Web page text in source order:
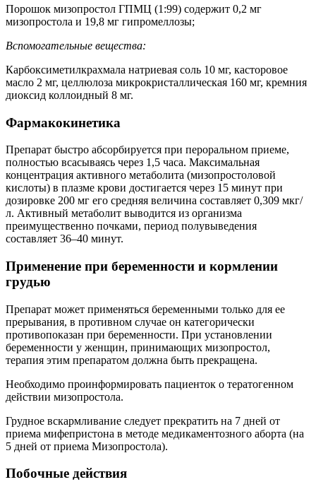
Порошок мизопростол ГПМЦ (1:99) содержит 0,2 мг
мизопростола и 19,8 мг гипромеллозы;
Вспомогательные вещества:
Карбоксиметилкрахмала натриевая соль 10 мг, касторовое
масло 2 мг, целлюлоза микрокристаллическая 160 мг, кремния
диоксид коллоидный 8 мг.
Фармакокинетика
Препарат быстро абсорбируется при пероральном приеме,
полностью всасываясь через 1,5 часа. Максимальная
концентрация активного метаболита (мизопростоловой
кислоты) в плазме крови достигается через 15 минут при
дозировке 200 мг его средняя величина составляет 0,309 мкг/
л. Активный метаболит выводится из организма
преимущественно почками, период полувыведения
составляет 36–40 минут.
Применение при беременности и кормлении
грудью
Препарат может применяться беременными только для ее
прерывания, в противном случае он категорически
противопоказан при беременности. При установлении
беременности у женщин, принимающих мизопростол,
терапия этим препаратом должна быть прекращена.
Необходимо проинформировать пациенток о тератогенном
действии мизопростола.
Грудное вскармливание следует прекратить на 7 дней от
приема мифепристона в методе медикаментозного аборта (на
5 дней от приема Мизопростола).
Побочные действия